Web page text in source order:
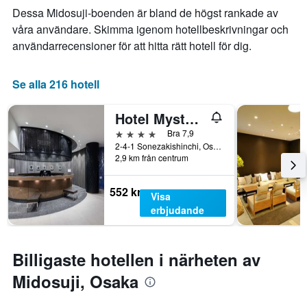
Dessa Midosuji-boenden är bland de högst rankade av
våra användare. Skimma igenom hotellbeskrivningar och
användarrecensioner för att hitta rätt hotell för dig.
Se alla 216 hotell
Hotel Mystays Premier Dojima
4 stjärnor
Bra 7,9
2-4-1 Sonezakishinchi, Osaka, Japan
2,9 km från centrum
552 kr
Visa
erbjudande
Billigaste hotellen i närheten av
Midosuji, Osaka